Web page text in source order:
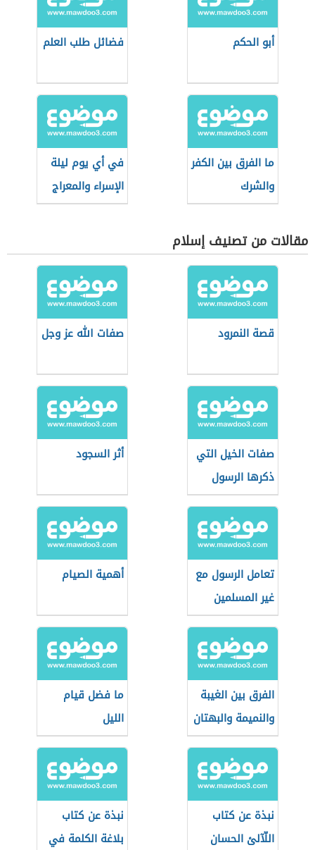
أبو الحكم فضائل طلب العلم
ما الفرق بين الكفر
والشرك
في أي يوم ليلة
الإسراء والمعراج
مقالات من تصنيف إسلام
قصة النمرود صفات الله عز وجل
صفات الخيل التي
ذكرها الرسول
أثر السجود
تعامل الرسول مع
غير المسلمين
أهمية الصيام
الفرق بين الغيبة
والنميمة والبهتان
ما فضل قيام
الليل
نبذة عن كتاب
اللّآلئ الحسان
نبذة عن كتاب
بلاغة الكلمة في